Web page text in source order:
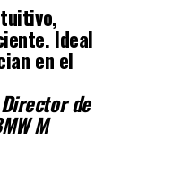
Ideal
en el
de
M